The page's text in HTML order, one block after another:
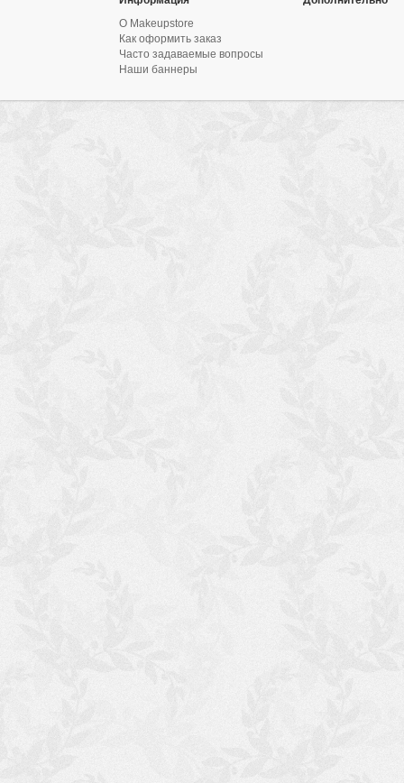
О Makeupstore
Как оформить заказ
Часто задаваемые вопросы
Наши баннеры